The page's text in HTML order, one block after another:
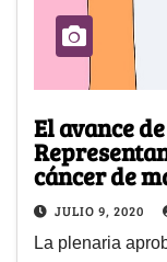
El avance
cáncer de
JULIO 9, 2020
La plenaria